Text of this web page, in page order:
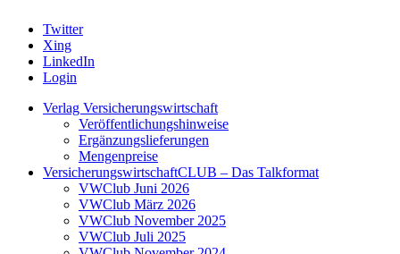
Twitter
Xing
LinkedIn
Login
Verlag Versicherungswirtschaft
Veröffentlichungshinweise
Ergänzungslieferungen
Mengenpreise
VersicherungswirtschaftCLUB – Das Talkformat
VWClub Juni 2026
VWClub März 2026
VWClub November 2025
VWClub Juli 2025